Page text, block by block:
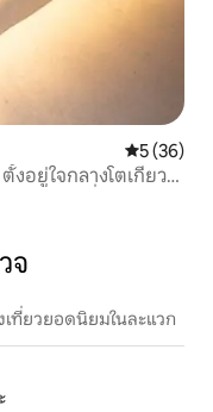
คะแนนเฉลี่
5 (36)
อยู่ใจกลางโตเกียว
จ
ที่ยวยอดนิยมในละแวก